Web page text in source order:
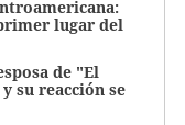
lugar del
de "El
su reacción se